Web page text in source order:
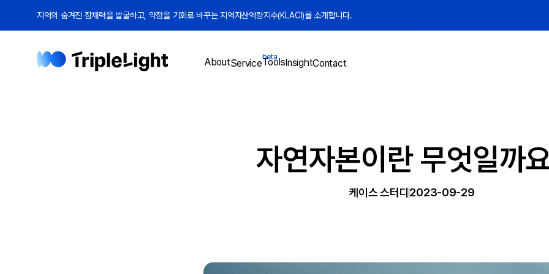
지역의 숨겨진 잠재력을 발굴하고, 약점을 기회로 바꾸는 지역자산역량지수(KLACI)를 소개합니다.
AboutService
beta
ToolsInsightContact
자연자본이란 무엇일까
케이스 스터디 2023-09-29